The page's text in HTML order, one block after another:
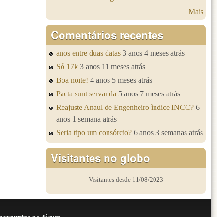
Mais
Comentários recentes
anos entre duas datas 3 anos 4 meses atrás
Só 17k 3 anos 11 meses atrás
Boa noite! 4 anos 5 meses atrás
Pacta sunt servanda 5 anos 7 meses atrás
Reajuste Anaul de Engenheiro ìndice INCC? 6
anos 1 semana atrás
Seria tipo um consórcio? 6 anos 3 semanas atrás
Visitantes no globo
Visitantes desde 11/08/2023